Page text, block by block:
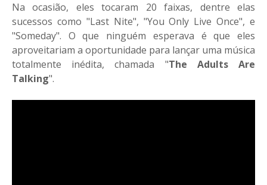
Na ocasião, eles tocaram 20 faixas, dentre elas
sucessos como "Last Nite", "You Only Live Once", e
"Someday". O que ninguém esperava é que eles
aproveitariam a oportunidade para lançar uma música
totalmente inédita, chamada "The Adults Are
Talking".